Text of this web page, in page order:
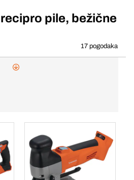
pile, bežične
17 pogodaka